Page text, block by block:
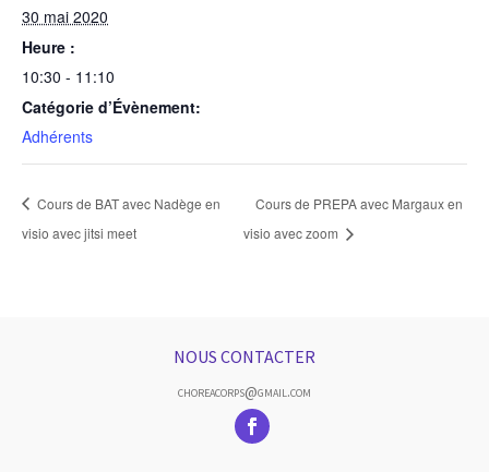
30 mai 2020
Heure :
10:30 - 11:10
Catégorie d’Évènement:
Adhérents
Cours de BAT avec Nadège en
visio avec jitsi meet
Cours de PREPA avec Margaux en
visio avec zoom
NOUS CONTACTER
choreacorps@gmail.com